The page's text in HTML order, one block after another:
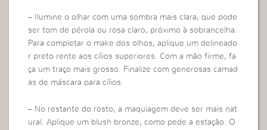
– Ilumine o olhar com uma sombra mais clara, que pode
ser tom de pérola ou rosa claro, próximo à sobrancelha.
Para completar o make dos olhos, aplique um delineado
r preto rente aos cílios superiores. Com a mão firme, fa
ça um traço mais grosso. Finalize com generosas camad
as de máscara para cílios.
– No restante do rosto, a maquiagem deve ser mais nat
ural. Aplique um blush bronze, como pede a estação. O